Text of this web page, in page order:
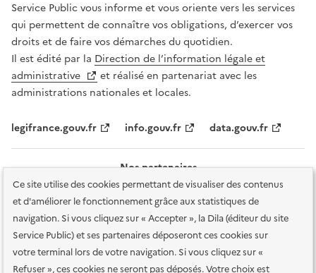
Ce site utilise des cookies permettant de visualiser des contenus
et d'améliorer le fonctionnement grâce aux statistiques de
navigation. Si vous cliquez sur « Accepter », la Dila (éditeur du site
Service Public) et ses partenaires déposeront ces cookies sur
votre terminal lors de votre navigation. Si vous cliquez sur «
Refuser », ces cookies ne seront pas déposés. Votre choix est
Service Public vous informe et vous oriente vers les services
qui permettent de connaître vos obligations, d’exercer vos
droits et de faire vos démarches du quotidien.
Il est édité par la Direction de l’information légale et
administrative
et réalisé en partenariat avec les
administrations nationales et locales.
legifrance.gouv.fr info.gouv.fr data.gouv.fr
Nos partenaires
Plan du site Accessibilité : totalement conforme Accessibilité des